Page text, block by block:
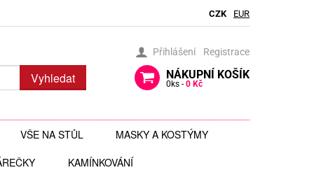
CZK EUR
Přihlášení Registrace
NÁKUPNÍ KOŠÍK
0 ks - 0 Kč
Vyhledat
VŠE NA STŮL
BRČKA
MASKY A KOSTÝMY
KAMÍNKOVÁNÍ